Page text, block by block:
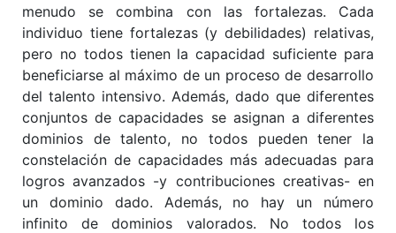
menudo se combina con las fortalezas. Cada
individuo tiene fortalezas (y debilidades) relativas,
pero no todos tienen la capacidad suficiente para
beneficiarse al máximo de un proceso de desarrollo
del talento intensivo. Además, dado que diferentes
conjuntos de capacidades se asignan a diferentes
dominios de talento, no todos pueden tener la
constelación de capacidades más adecuadas para
logros avanzados -y contribuciones creativas- en
un dominio dado. Además, no hay un número
infinito de dominios valorados. No todos los